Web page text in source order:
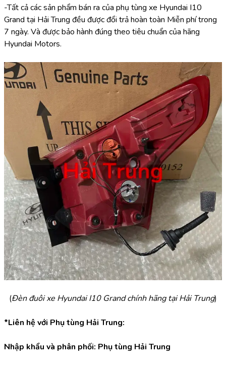
-Tất cả các sản phẩm bán ra của phụ tùng xe Hyundai I10
Grand tại Hải Trung đều được đổi trả hoàn toàn Miễn phí trong
7 ngày. Và được bảo hành đúng theo tiêu chuẩn của hãng
Hyundai Motors.
(Đèn đuôi xe Hyundai I10 Grand chính hãng tại Hải Trung)
*Liên hệ với Phụ tùng Hải Trung:
Nhập khẩu và phân phối: Phụ tùng Hải Trung